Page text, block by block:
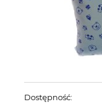
Dostępność: